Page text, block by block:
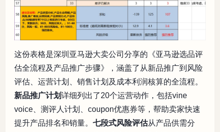
这份表格是深圳亚马逊大卖公司分享的《亚马逊选品评
估全流程及产品推广步骤》，涵盖了从新品推广到风险
评估、运营计划、销售计划及成本利润核算的全流程。
新品推广计划详细列出了20个运营动作，包括vine
voice、测评人计划、coupon优惠券等，帮助卖家快速
提升产品排名和销量。 七段式风险评估从产品供需分